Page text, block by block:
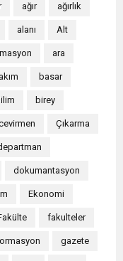
ağır ağırlık
alanı Alt
ara
basar
birey
Çıkarma
dokumantasyon
Ekonomi
fakulteler
gazete